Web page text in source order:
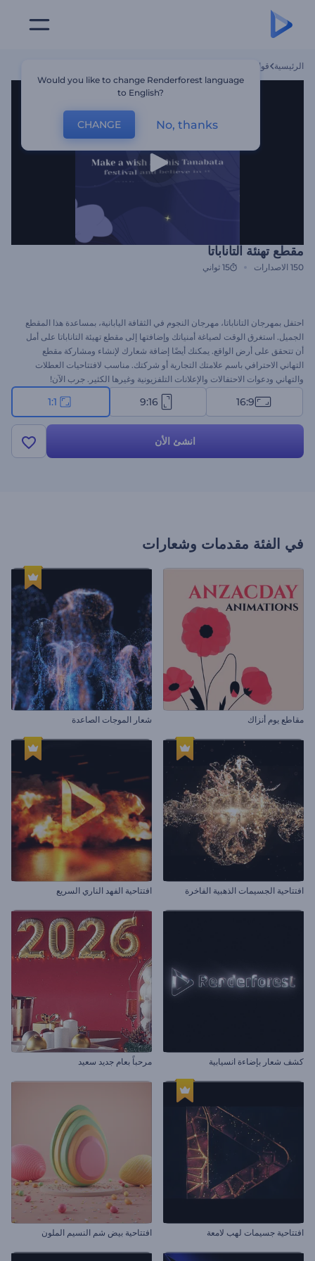
الرئيسية قوالب
مقطع تهنئة التاناباتا
150 الاصدارات 15 ثواني
احتفل بمهرجان التاناباتا، مهرجان النجوم في الثقافة اليابانية، بمساعدة هذا المقطع
الجميل. استغرق الوقت لصياغة أمنياتك وإضافتها إلى مقطع تهيئة التاناباتا على أمل
أن تتحقق على أرض الواقع. يمكنك أيضًا إضافة شعارك لإنشاء ومشاركة مقطع
التهاني الاحترافي باسم علامتك التجارية أو شركتك. مناسب لافتتاحيات العطلات
والتهاني ودعوات الاحتفالات والإعلانات التلفزيونية وغيرها الكثير. جرب الآن!
16:9
9:16
1:1
انشئ الأن
في الفئة مقدمات وشعارات
مقاطع يوم أنزاك شعار الموجات الصاعدة
افتتاحية الجسيمات الذهبية الفاخرة افتتاحية الفهد الناري السريع
كشف شعار بإضاءة انسيابية مرحباً بعام جديد سعيد
افتتاحية جسيمات لهب لامعة افتتاحية بيض شم النسيم الملون
Would you like to change Renderforest language
to English?
CHANGE No, thanks